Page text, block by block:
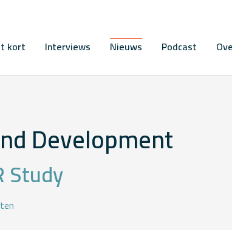
kort Interviews Nieuws Podcast
Development
Study